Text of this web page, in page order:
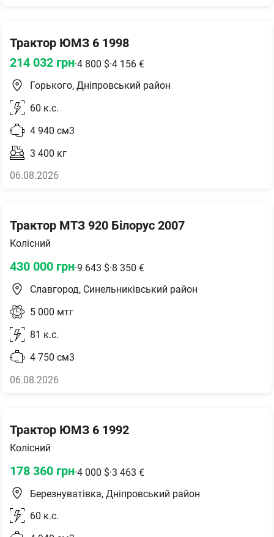
Трактор ЮМЗ 6 1998
214 032 грн·4 800 $·4 156 €
Горького, Дніпровський район
60 к.с.
4 940 см3
3 400 кг
06.08.2026
Трактор МТЗ 920 Білорус 2007
Колісний
430 000 грн·9 643 $·8 350 €
Славгород, Синельниківський район
5 000 мтг
81 к.с.
4 750 см3
06.08.2026
Трактор ЮМЗ 6 1992
Колісний
178 360 грн·4 000 $·3 463 €
Березнуватівка, Дніпровський район
60 к.с.